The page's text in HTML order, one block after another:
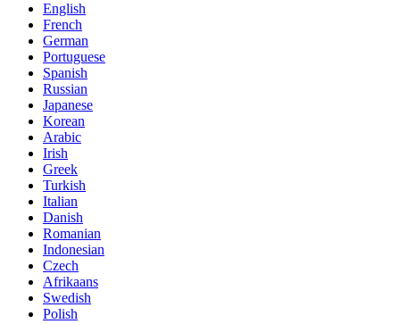
English
French
German
Portuguese
Spanish
Russian
Japanese
Korean
Arabic
Irish
Greek
Turkish
Italian
Danish
Romanian
Indonesian
Czech
Afrikaans
Swedish
Polish